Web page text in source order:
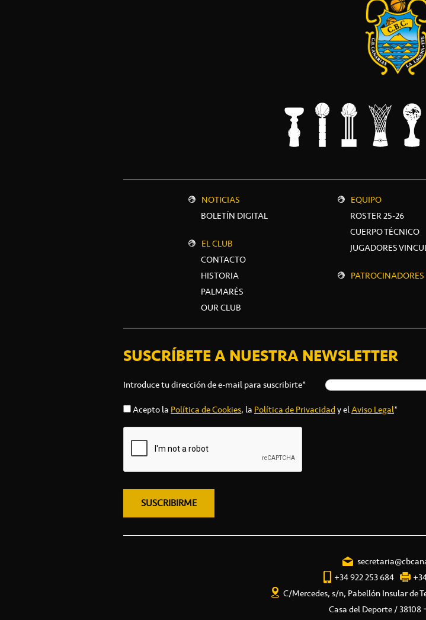
NOTICIAS
BOLETÍN DIGITAL
EL CLUB
CONTACTO
HISTORIA
PALMARÉS
OUR CLUB
EQUIPO
ROSTER 25-26
CUERPO TÉCNICO
JUGADORES
PATROCINADORES
SUSCRÍBETE A NUESTRA NEWSLETTER
Introduce tu dirección de e-mail para suscribirte*
Acepto la Política de Cookies, la Política de Privacidady elAviso Legal*
+34 922 253 684
C/Mercedes, s/n, Pabellón Insular de
Casa del Deporte / 38108